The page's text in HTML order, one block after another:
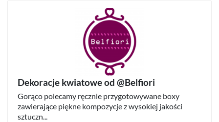
Dekoracje kwiatowe od @Belfiori
Gorąco polecamy ręcznie przygotowywane boxy
zawierające piękne kompozycje z wysokiej jakości
sztuczn...